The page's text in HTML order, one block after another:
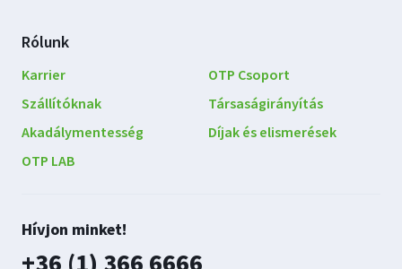
Rólunk
Karrier
Szállítóknak
Akadálymentesség
OTP LAB
OTP Csoport
Társaságirányítás
Díjak és elismerések
Lépjen
kapcsolatba
Hívjon minket!